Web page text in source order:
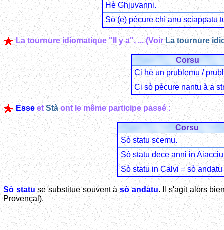
Hè Ghjuvanni.
Sò (e) pècure chì anu sciappatu
La tournure idiomatique "Il y a", ... (VoirLa tournure
Corsu
Ci hè un prublemu /
Ci sò pècure nantu à a
Esseet Stà ont le même participe passé :
Corsu
Sò statu scemu.
Sò statu dece anni in
Sò statu in Calvi = sò
Sò statuse substitue souvent àsò andatu. Il s'agit alors
Provençal).